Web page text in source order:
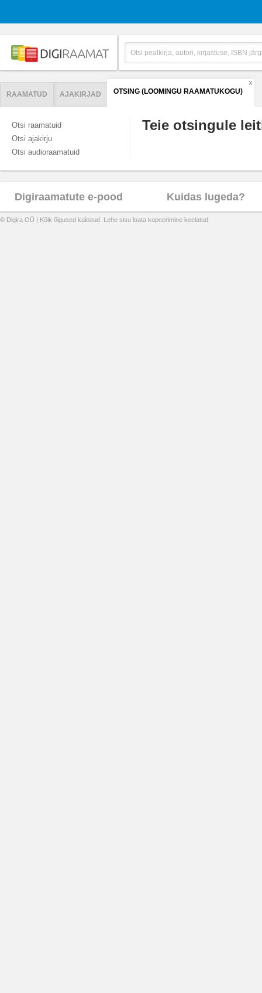
RAAMATUD AJAKIRJAD OTSING (LOOMINGU RAAMATUKOGU)
X
Otsi raamatuid
Otsi ajakirju
Otsi audioraamatuid
Teie otsingule
Digiraamatute e-pood Kuidas lugeda?
© Digira OÜ | Kõik õigused kaitstud. Lehe sisu loata kopeerimine keelatud.